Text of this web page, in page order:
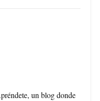
un blog donde